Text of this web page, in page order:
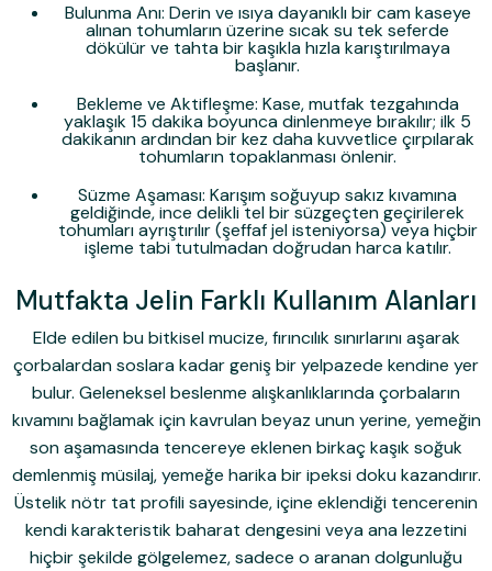
Bulunma Anı: Derin ve ısıya dayanıklı bir cam kaseye
alınan tohumların üzerine sıcak su tek seferde
dökülür ve tahta bir kaşıkla hızla karıştırılmaya
başlanır.
Bekleme ve Aktifleşme: Kase, mutfak tezgahında
yaklaşık 15 dakika boyunca dinlenmeye bırakılır; ilk 5
dakikanın ardından bir kez daha kuvvetlice çırpılarak
tohumların topaklanması önlenir.
Süzme Aşaması: Karışım soğuyup sakız kıvamına
geldiğinde, ince delikli tel bir süzgeçten geçirilerek
tohumları ayrıştırılır (şeffaf jel isteniyorsa) veya hiçbir
işleme tabi tutulmadan doğrudan harca katılır.
Mutfakta Jelin Farklı Kullanım Alanları
Elde edilen bu bitkisel mucize, fırıncılık sınırlarını aşarak
çorbalardan soslara kadar geniş bir yelpazede kendine yer
bulur. Geleneksel beslenme alışkanlıklarında çorbaların
kıvamını bağlamak için kavrulan beyaz unun yerine, yemeğin
son aşamasında tencereye eklenen birkaç kaşık soğuk
demlenmiş müsilaj, yemeğe harika bir ipeksi doku kazandırır.
Üstelik nötr tat profili sayesinde, içine eklendiği tencerenin
kendi karakteristik baharat dengesini veya ana lezzetini
hiçbir şekilde gölgelemez, sadece o aranan dolgunluğu